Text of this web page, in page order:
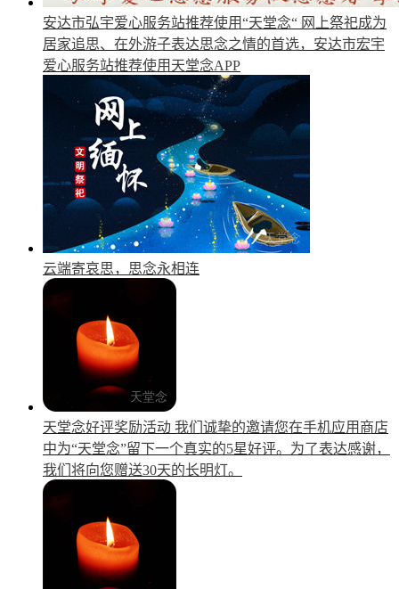
安达市弘宇爱心服务站推荐使用“天堂念“ 网上祭祀成为
居家追思、在外游子表达思念之情的首选，安达市宏宇
爱心服务站推荐使用天堂念APP
云端寄哀思，思念永相连
天堂念好评奖励活动 我们诚挚的邀请您在手机应用商店
中为“天堂念”留下一个真实的5星好评。为了表达感谢，
我们将向您赠送30天的长明灯。